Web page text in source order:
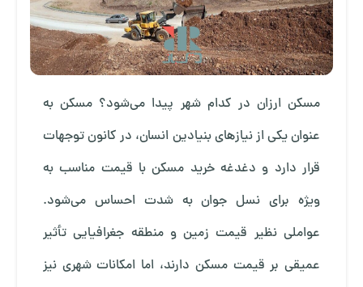
مسکن ارزان در کدام شهر پیدا می‌شود؟ مسکن به
عنوان یکی از نیازهای بنیادین انسان، در کانون توجهات
قرار دارد و دغدغه خرید مسکن با قیمت مناسب به
ویژه برای نسل جوان به شدت احساس می‌شود.
عواملی نظیر قیمت زمین و منطقه جغرافیایی تأثیر
عمیقی بر قیمت مسکن دارند، اما امکانات شهری نیز